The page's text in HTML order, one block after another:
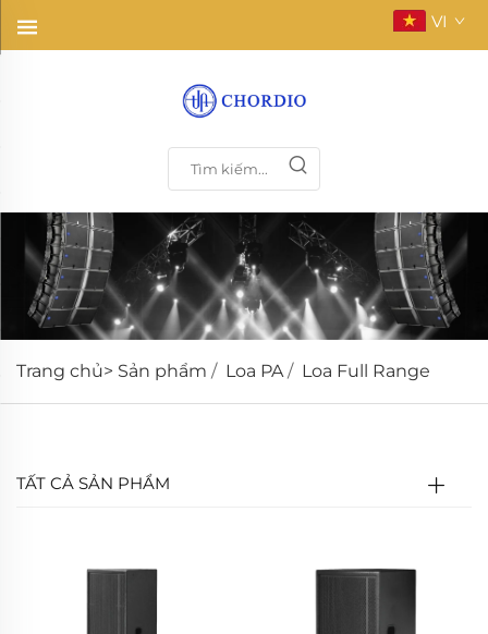
VI
Trang chủ> Sản phẩm / Loa PA/ Loa Full Range
TẤT CẢ SẢN PHẨM